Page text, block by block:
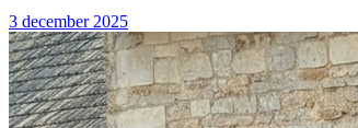
3 december 2025